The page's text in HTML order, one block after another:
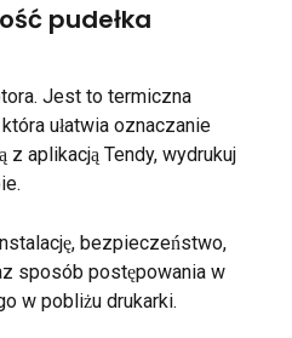
pudełka
Jest to termiczna
ułatwia oznaczanie
z aplikacją Tendy, wydrukuj
bezpieczeństwo,
sposób postępowania w
w pobliżu drukarki.